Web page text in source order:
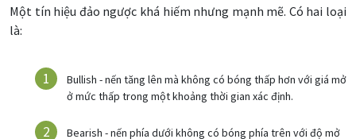
Một tín hiệu đảo ngược khá hiếm nhưng mạnh mẽ. Có hai loại
là:
Bullish - nến tăng lên mà không có bóng thấp hơn với giá mở
ở mức thấp trong một khoảng thời gian xác định.
Bearish - nến phía dưới không có bóng phía trên với độ mở